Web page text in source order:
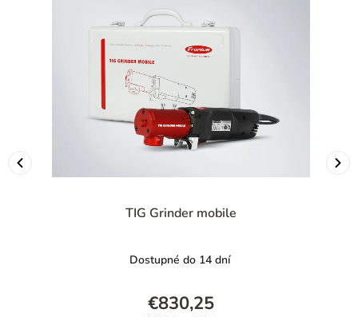
TIG Grinder mobile
Dostupné do 14 dní
€830,25